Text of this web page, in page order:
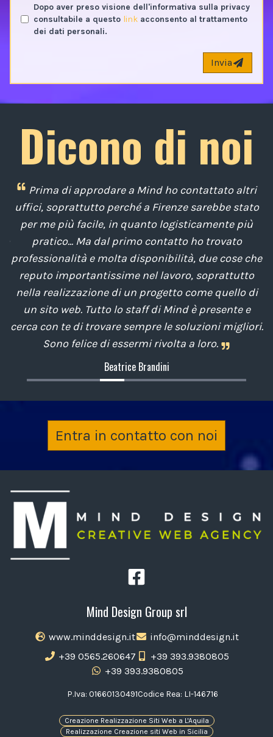
Dopo aver preso visione dell'informativa sulla privacy
consultabile a questo link acconsento al trattamento
dei dati personali.
Invia
Dicono di noi
Prima di approdare a Mind ho contattato altri
uffici, soprattutto perché a Firenze sarebbe stato
per me più facile, in quanto logisticamente più
pratico... Ma dal primo contatto ho trovato
professionalità e molta disponibilità, due cose che
reputo importantissime nel lavoro, soprattutto
nella realizzazione di un progetto come quello di
un sito web. Tutto lo staff di Mind è presente e
cerca con te di trovare sempre le soluzioni migliori.
Sono felice di essermi rivolta a loro.
Beatrice Brandini
Entra in contatto con noi
Mind Design Group srl
www.minddesign.it
info@minddesign.it
+39 0565.260647
+39 393.9380805
+39 393.9380805
P.Iva: 01660130491Codice Rea: LI-146716
Creazione Realizzazione Siti Web a L'Aquila
Realizzazione Creazione siti Web in Sicilia